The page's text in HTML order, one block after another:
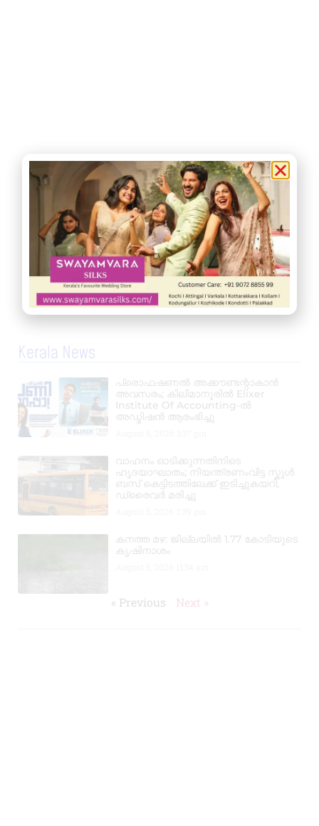
Kerala News
പ്രൊഫഷണൽ അക്കൗണ്ടന്റാകാൻ
അവസരം; കിലിമാനൂരിൽ Elixer
Institute Of Accounting-ൽ
അഡ്മിഷൻ ആരംഭിച്ചു
വാഹനം ഓടിക്കുന്നതിനിടെ
ഹൃദയാഘാതം; നിയന്ത്രണംവിട്ട സ്കൂൾ
ബസ് കെട്ടിടത്തിലേക്ക് ഇടിച്ചുകയറി,
ഡ്രൈവർ മരിച്ചു
കനത്ത മഴ: ജില്ലയിൽ 1.77 കോടിയുടെ
കൃഷിനാശം
« Previous Next »